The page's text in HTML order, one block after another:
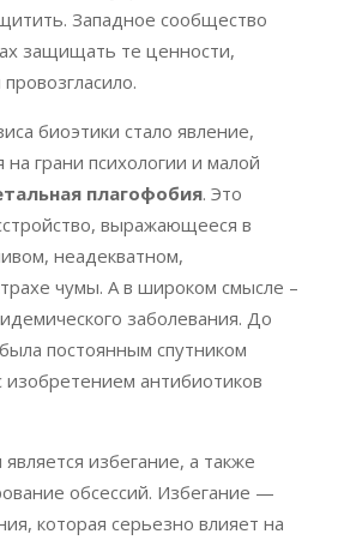
Западное сообщество
защищать те ценности,
биоэтики стало явление,
грани психологии и малой
плагофобия. Это
выражающееся в
неадекватном,
чумы. А в широком смысле –
заболевания. До
постоянным спутником
изобретением антибиотиков
избегание, а также
обсессий. Избегание —
которая серьезно влияет на